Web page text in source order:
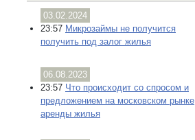
03.02.2024
23:57 Микрозаймы не получится
получить под залог жилья
06.08.2023
23:57 Что происходит со спросом и
предложением на московском рынке
аренды жилья